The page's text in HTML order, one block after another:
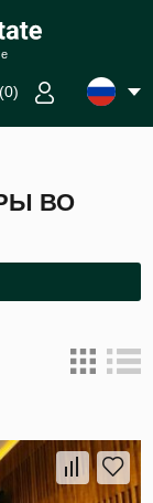
(0)
ВО